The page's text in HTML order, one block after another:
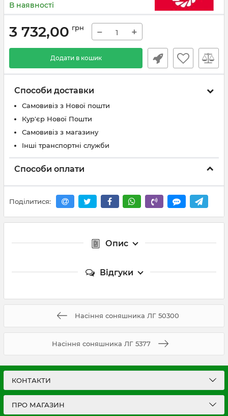
В наявності
3 732,00 грн − +
Додати в кошик
Способи доставки
Самовивіз з Нової пошти
Кур'єр Нової Пошти
Самовивіз з магазину
Інші транспортні служби
Способи оплати
Поділитися:
Опис
Відгуки
Насіння соняшника ЛГ 50300
Насіння соняшника ЛГ 5377
КОНТАКТИ
ПРО МАГАЗИН